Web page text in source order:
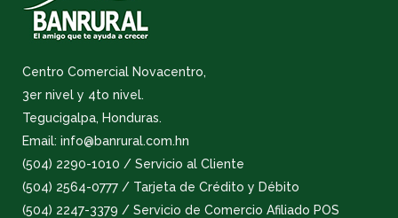
Centro Comercial Novacentro,
3er nivel y 4to nivel.
Tegucigalpa, Honduras.
Email: info@banrural.com.hn
(504) 2290-1010 / Servicio al Cliente
(504) 2564-0777 / Tarjeta de Crédito y Débito
(504) 2247-3379 / Servicio de Comercio Afiliado POS